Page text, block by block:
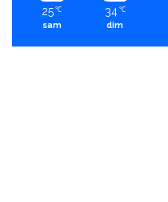
25 ℃
sam
34 ℃
dim